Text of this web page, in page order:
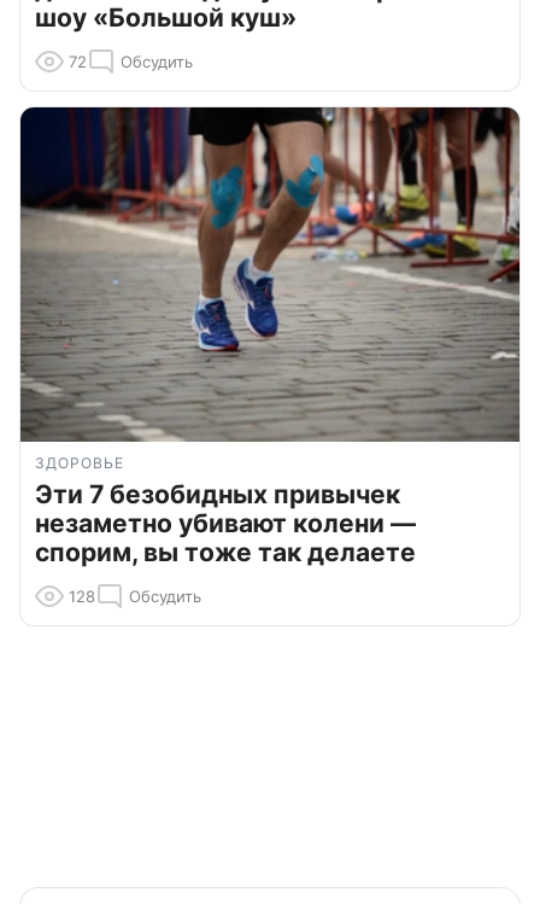
шоу «Большой куш»
72 Обсудить
ЗДОРОВЬЕ
Эти 7 безобидных привычек
незаметно убивают колени —
спорим, вы тоже так делаете
128 Обсудить